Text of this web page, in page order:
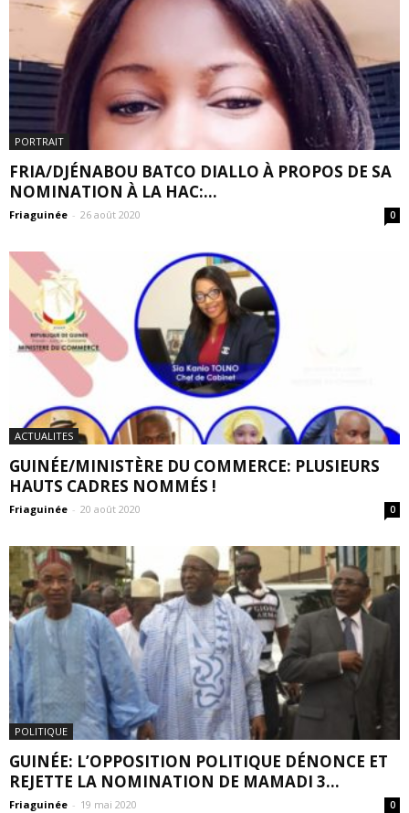
PORTRAIT
FRIA/DJÉNABOU BATCO DIALLO À PROPOS DE SA
NOMINATION À LA HAC:...
Friaguinée - 26 août 2020 0
ACTUALITES
GUINÉE/MINISTÈRE DU COMMERCE: PLUSIEURS
HAUTS CADRES NOMMÉS !
Friaguinée - 20 août 2020 0
POLITIQUE
GUINÉE: L’OPPOSITION POLITIQUE DÉNONCE ET
REJETTE LA NOMINATION DE MAMADI 3...
Friaguinée - 19 mai 2020 0